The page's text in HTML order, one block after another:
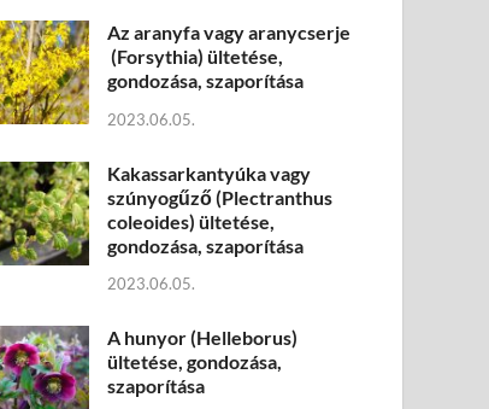
Az aranyfa vagy aranycserje
(Forsythia) ültetése,
gondozása, szaporítása
2023.06.05.
Kakassarkantyúka vagy
szúnyogűző (Plectranthus
coleoides) ültetése,
gondozása, szaporítása
2023.06.05.
A hunyor (Helleborus)
ültetése, gondozása,
szaporítása